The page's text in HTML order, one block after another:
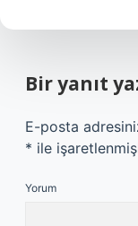
Bir yanıt
E-posta
* ile
Yorum